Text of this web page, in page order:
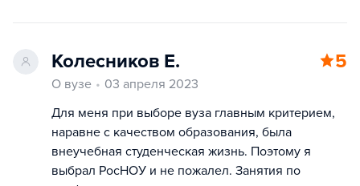
Колесников Е. 5
О вузе
03 апреля 2023
Для меня при выборе вуза главным критерием,
наравне с качеством образования, была
внеучебная студенческая жизнь. Поэтому я
выбрал РосНОУ и не пожалел. Занятия по